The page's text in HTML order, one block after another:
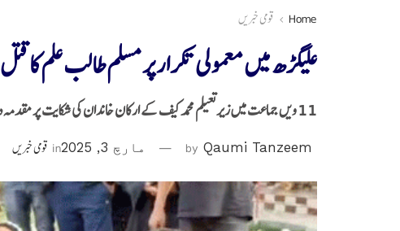
Home قومی خبریں
علیگڑھ میں معمولی تکرار پر مسلم طالب علم کا قتل
11 ویں جماعت میں زیر تعیلم محمد کیف کے ارکان خاندان کی شکایت پر مقدمہ درج
by Qaumi Tanzeem مارچ 3, 2025 in قومی خبریں